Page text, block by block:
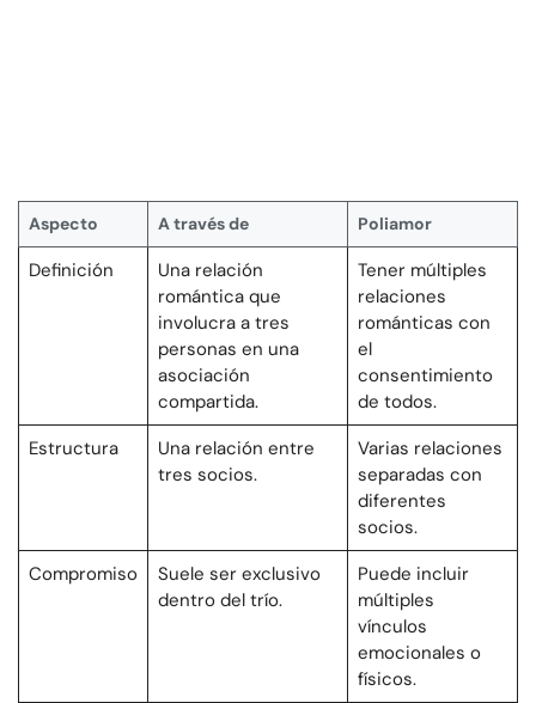
Aspecto A través de Poliamor
Definición
Una relación
romántica que
involucra a tres
personas en una
asociación
compartida.
Tener múltiples
relaciones
románticas con
el
consentimiento
de todos.
Estructura
Una relación entre
tres socios.
Varias relaciones
separadas con
diferentes
socios.
Compromiso
Suele ser exclusivo
dentro del trío.
Puede incluir
múltiples
vínculos
emocionales o
físicos.